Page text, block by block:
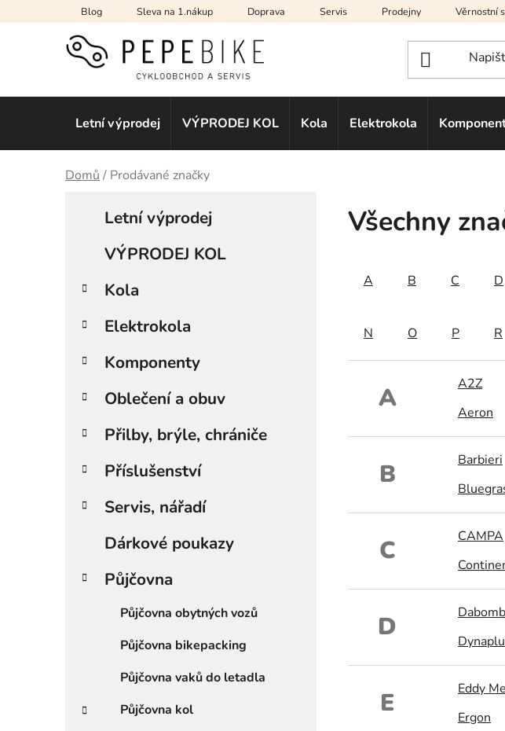
na
Blog Sleva na 1.nákup Doprava Servis Prodejny Věrnostní
Letní výprodej VÝPRODEJ KOL Kola Elektrokola
Domů / Prodávané značky
kategorieLetní výprodej
VÝPRODEJ KOL
Kola
Elektrokola
Komponenty
Oblečení a obuv
Přilby, brýle, chrániče
Příslušenství
Servis, nářadí
Dárkové poukazy
Půjčovna
Půjčovna obytných vozů
Půjčovna bikepacking
Půjčovna vaků do letadla
Půjčovna kol
Všechny
A B C D
N O P R
A A2Z
Aeron
B Barbieri
C CAMPA
D Dabomb
E Eddy
Ergon